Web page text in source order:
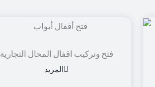
فتح وتركيب اقفال المحال التجارية
المزيد